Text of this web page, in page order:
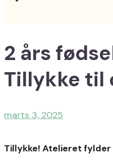
2 års
Tillykke til
marts 3, 2025
Tillykke! Atelieret fylder